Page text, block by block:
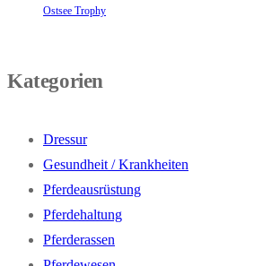
Ostsee Trophy
Kategorien
Dressur
Gesundheit / Krankheiten
Pferdeausrüstung
Pferdehaltung
Pferderassen